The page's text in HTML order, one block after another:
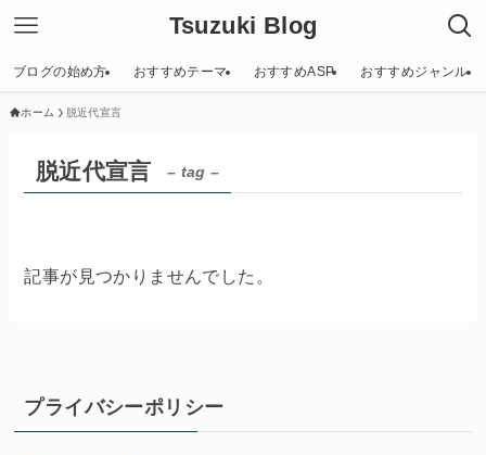
Tsuzuki Blog
ブログの始め方 おすすめテーマ おすすめASP おすすめジャンル
ホーム 脱近代宣言
脱近代宣言 – tag –
記事が見つかりませんでした。
プライバシーポリシー